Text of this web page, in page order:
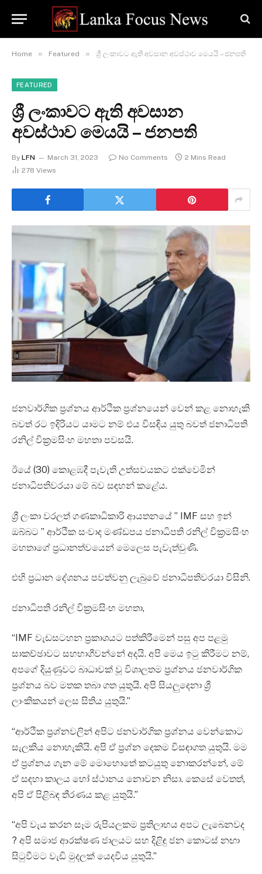
Home » Featured » ශ්‍රී ලංකාවට ඇති අවසාන අවස්ථාව මෙයයි – ජනපති
FEATURED
ශ්‍රී ලංකාවට ඇති අවසාන
අවස්ථාව මෙයයි – ජනපති
By LFN March 31, 2023 No Comments
2 Mins Read
278 Views
ජනවාර්ගික ප්‍රශ්නය ආර්ථික ප්‍රශ්නයෙන් වෙන් කළ නොහැකි
බවත් රට ඉදිරියට යාමට නම් එය විසඳිය යුතු බවත් ජනාධිපති
රනිල් වික්‍රමසිංහ මහතා පවසයි.
ඊයේ (30) කොළඹදී පැවැති උත්සවයකට එක්වෙමින්
ජනාධිපතිවරයා මේ බව සඳහන් කළේය.
ශ්‍රී ලංකා වරලත් ගණකාධිකාරි ආයතනයේ ” IMF සහ ඉන්
ඔබ්බට ” ආර්ථික සංවාද මණ්ඩපය ජනාධිපති රනිල් වික්‍රමසිංහ
මහතාගේ ප්‍රධානත්වයෙන් මෙලෙස පැවැත්වුණි.
එහි ප්‍රධාන දේශනය පවත්වනු ලැබුවේ ජනාධිපතිවරයා විසිනි.
ජනාධිපති රනිල් වික්‍රමසිංහ මහතා,
“IMF වැඩසටහන ප්‍රකාශයට පත්කිරීමෙන් පසු අප පළමු
සාකච්ඡාවට සහභාගීවන්නේ අදයි. අපි මෙය ඉටු කිරීමට නම්,
අපගේ දියුණුවට බාධාවක් වූ විශාලතම ප්‍රශ්නය ජනවාර්ගික
ප්‍රශ්නය බව මතක තබා ගත යුතුයි. අපි සියලුදෙනා ශ්‍රී
ලාංකිකයන් ලෙස සිතිය යුතුයි.”
“ආර්ථික ප්‍රශ්නවලින් අපිට ජනවාර්ගික ප්‍රශ්නය වෙන්කොට
සැලකිය නොහැකියි. අපි ඒ ප්‍රශ්න දෙකම විසඳාගත යුතුයි. මම
ඒ ප්‍රශ්නය ගැන මේ මොහොතේ කටයුතු නොකරන්නේ, මේ
ඒ සඳහා කාලය හෝ ස්ථානය නොවන නිසා. කෙසේ වෙතත්,
අපි ඒ පිළිබඳ තීරණය කළ යුතුයි.”
“අපි වැය කරන සෑම රුපියලකම ප්‍රතිලාභය අපට ලැබෙනවද
? අපි සමාජ ආරක්ෂණ ජාලයට සහ දිළිඳු ජන කොටස් නඟා
සිටුවීමට වැඩි මුදලක් යෙදවිය යුතුයි.”